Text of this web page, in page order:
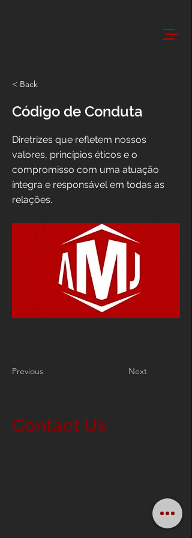
< Back
Código de Conduta
Diretrizes que refletem nossos
valores, princípios éticos e o
compromisso com uma atuação
íntegra e responsável em todas as
relações.
Previous Next
Contact Us
comercial@amjsecurityfire.com.br